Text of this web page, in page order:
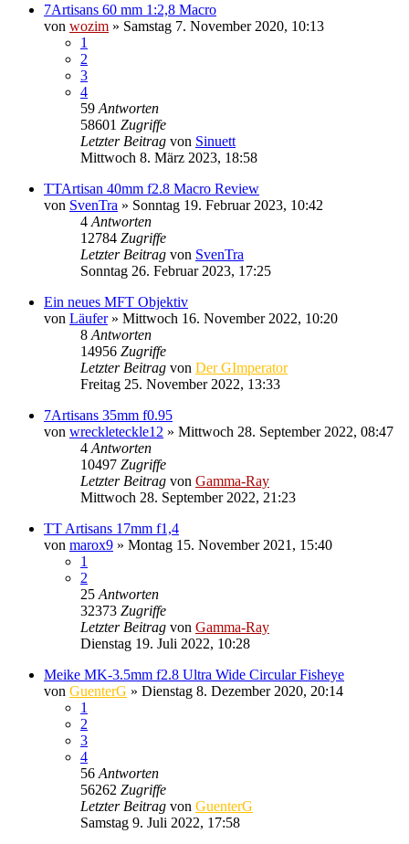
7Artisans 60 mm 1:2,8 Macro
von wozim » Samstag 7. November 2020, 10:13
1
2
3
4
59 Antworten
58601 Zugriffe
Letzter Beitrag von Sinuett
Mittwoch 8. März 2023, 18:58
TTArtisan 40mm f2.8 Macro Review
von SvenTra » Sonntag 19. Februar 2023, 10:42
4 Antworten
12784 Zugriffe
Letzter Beitrag von SvenTra
Sonntag 26. Februar 2023, 17:25
Ein neues MFT Objektiv
von Läufer» Mittwoch 16. November 2022, 10:20
8 Antworten
14956 Zugriffe
Letzter Beitrag von Der GImperator
Freitag 25. November 2022, 13:33
7Artisans 35mm f0.95
von wreckleteckle12 » Mittwoch 28. September 2022, 08:47
4 Antworten
10497 Zugriffe
Letzter Beitrag von Gamma-Ray
Mittwoch 28. September 2022, 21:23
TT Artisans 17mm f1,4
von marox9 » Montag 15. November 2021, 15:40
1
2
25 Antworten
32373 Zugriffe
Letzter Beitrag von Gamma-Ray
Dienstag 19. Juli 2022, 10:28
Meike MK-3.5mm f2.8 Ultra Wide Circular Fisheye
von GuenterG » Dienstag 8. Dezember 2020, 20:14
1
2
3
4
56 Antworten
56262 Zugriffe
Letzter Beitrag von GuenterG
Samstag 9. Juli 2022, 17:58